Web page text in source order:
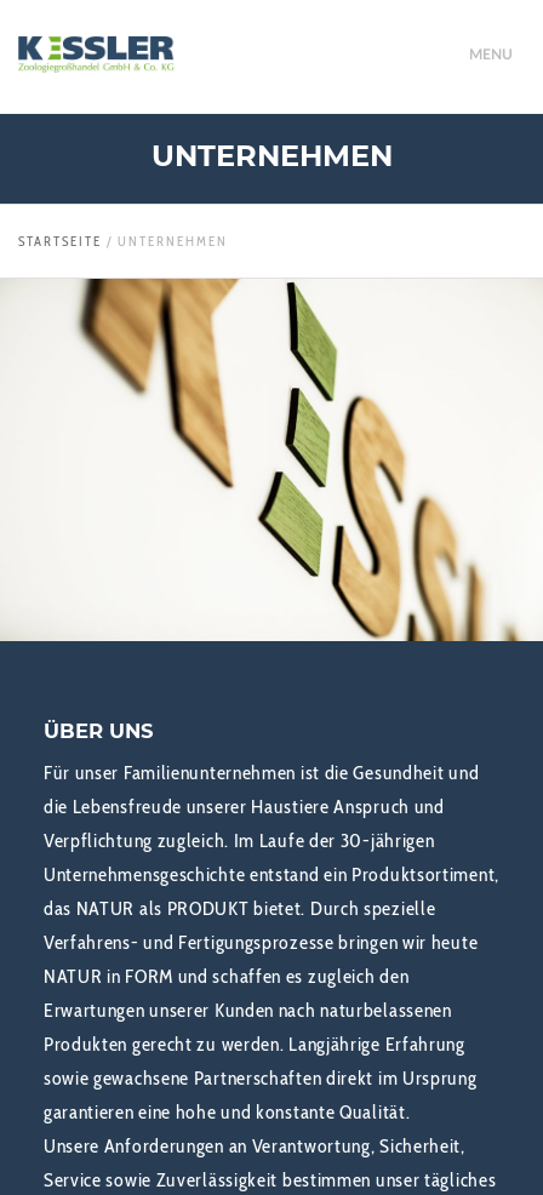
MENU
UNTERNEHMEN
STARTSEITE / UNTERNEHMEN
ÜBER UNS
Für unser Familienunternehmen ist die Gesundheit und
die Lebensfreude unserer Haustiere Anspruch und
Verpflichtung zugleich. Im Laufe der 30-jährigen
Unternehmensgeschichte entstand ein Produktsortiment,
das NATUR als PRODUKT bietet. Durch spezielle
Verfahrens- und Fertigungsprozesse bringen wir heute
NATUR in FORM und schaffen es zugleich den
Erwartungen unserer Kunden nach naturbelassenen
Produkten gerecht zu werden. Langjährige Erfahrung
sowie gewachsene Partnerschaften direkt im Ursprung
garantieren eine hohe und konstante Qualität.
Unsere Anforderungen an Verantwortung, Sicherheit,
Service sowie Zuverlässigkeit bestimmen unser tägliches